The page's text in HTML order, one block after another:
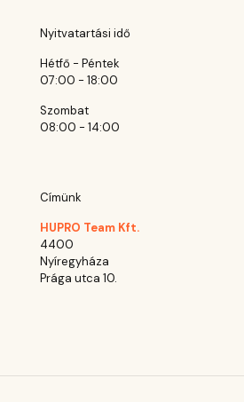
Nyitvatartási idő
Hétfő - Péntek
07:00 - 18:00
Szombat
08:00 - 14:00
Címünk
HUPRO Team Kft.
4400
Nyíregyháza
Prága utca 10.